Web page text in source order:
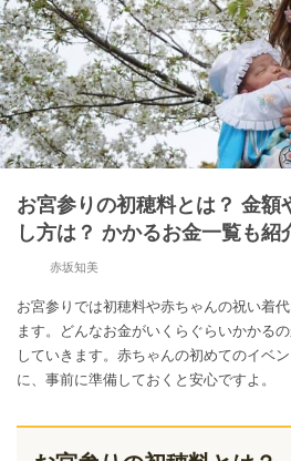
お宮参りの初穂料とは？ 金額
し方は？ かかるお金一覧も紹
赤坂知美
お宮参りでは初穂料や赤ちゃんの祝い着
ます。どんなお金がいくらぐらいかかる
していきます。赤ちゃんの初めてのイベ
に、事前に準備しておくと安心ですよ。